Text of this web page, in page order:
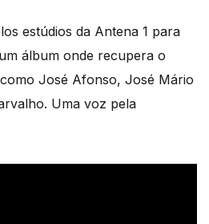
estúdios da Antena 1 para
álbum onde recupera o
José Afonso, José Mário
Uma voz pela